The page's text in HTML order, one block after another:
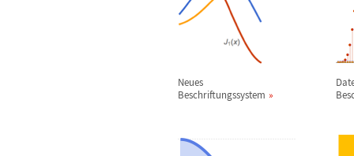
Neues
Beschriftungssystem